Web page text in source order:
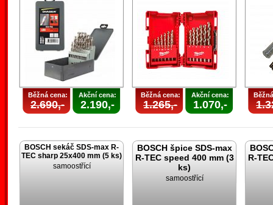
Běžná cena:
2.690,-
Akční cena:
2.190,-
Běžná cena:
1.265,-
Akční cena:
1.070,-
BOSCH sekáč SDS-max R-
TEC sharp 25x400 mm (5 ks)
samoostřící
BOSCH špice SDS-max
R-TEC speed 400 mm (3
ks)
samoostřící
R-